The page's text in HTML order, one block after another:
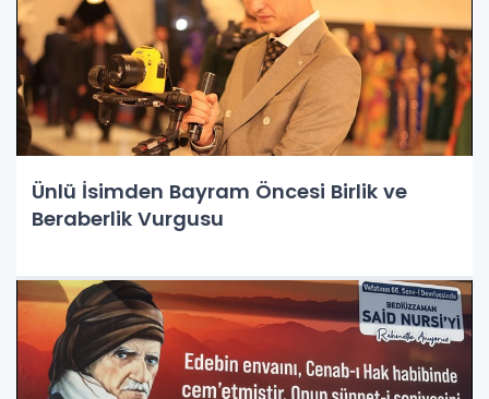
Ünlü İsimden Bayram Öncesi Birlik ve
Beraberlik Vurgusu